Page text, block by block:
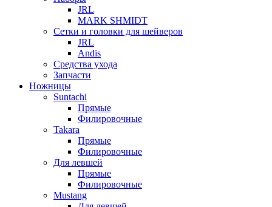
JRL
MARK SHMIDT
Сетки и головки для шейверов
JRL
Andis
Средства ухода
Запчасти
Ножницы
Suntachi
Прямые
Филировочные
Takara
Прямые
Филировочные
Для левшей
Прямые
Филировочные
Mustang